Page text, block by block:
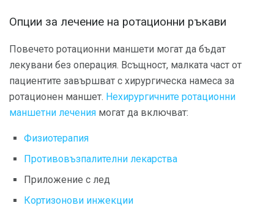
Опции за лечение на ротационни ръкави
Повечето ротационни маншети могат да бъдат
лекувани без операция. Всъщност, малката част от
пациентите завършват с хирургическа намеса за
ротационен маншет. Нехирургичните ротационни
маншетни лечения могат да включват:
Физиотерапия
Противовъзпалителни лекарства
Приложение с лед
Кортизонови инжекции